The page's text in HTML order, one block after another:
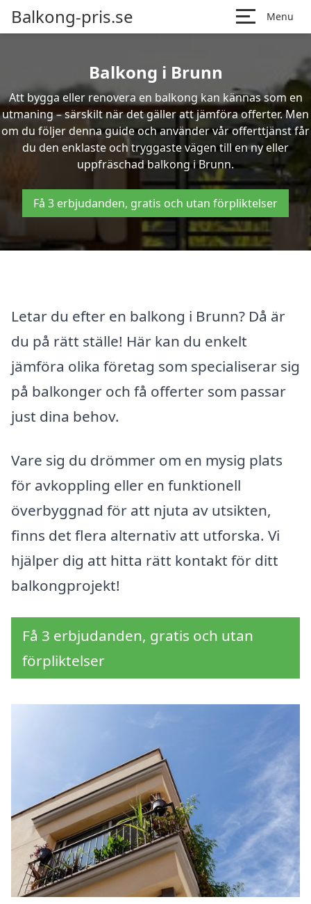
Balkong-pris.se Menu
Balkong i Brunn
Att bygga eller renovera en balkong kan kännas som en
utmaning – särskilt när det gäller att jämföra offerter. Men
om du följer denna guide och använder vår offerttjänst får
du den enklaste och tryggaste vägen till en ny eller
uppfräschad balkong i Brunn.
Få 3 erbjudanden, gratis och utan förpliktelser
Letar du efter en balkong i Brunn? Då är
du på rätt ställe! Här kan du enkelt
jämföra olika företag som specialiserar sig
på balkonger och få offerter som passar
just dina behov.
Vare sig du drömmer om en mysig plats
för avkoppling eller en funktionell
överbyggnad för att njuta av utsikten,
finns det flera alternativ att utforska. Vi
hjälper dig att hitta rätt kontakt för ditt
balkongprojekt!
Få 3 erbjudanden, gratis och utan
förpliktelser